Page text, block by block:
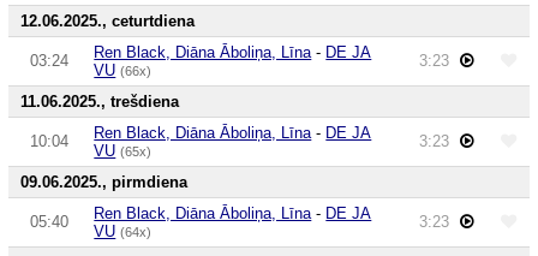
12.06.2025., ceturtdiena
03:24 Ren Black, Diāna Āboliņa, Līna - DE JA
VU (66x)
3:23
11.06.2025., trešdiena
10:04 Ren Black, Diāna Āboliņa, Līna - DE JA
VU (65x)
3:23
09.06.2025., pirmdiena
05:40 Ren Black, Diāna Āboliņa, Līna - DE JA
VU (64x)
3:23